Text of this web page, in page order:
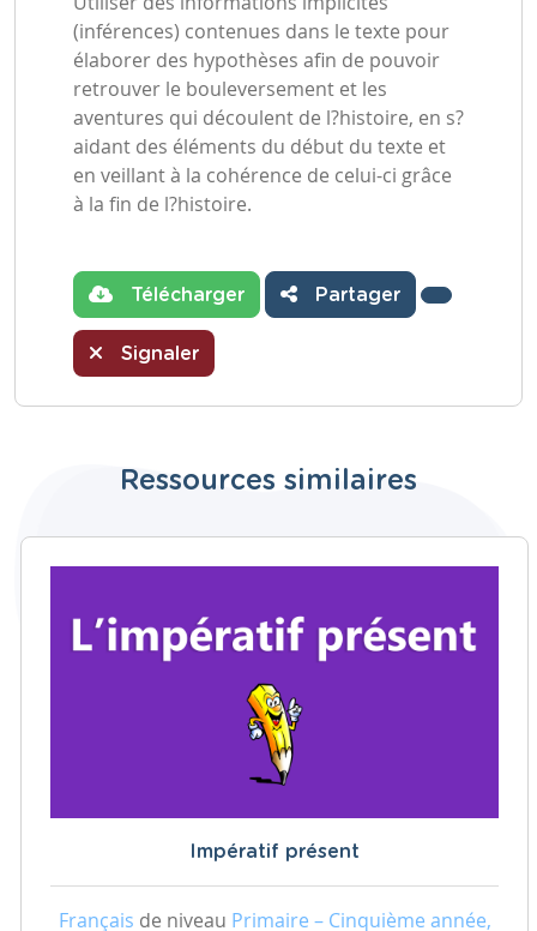
(inférences) contenues dans le texte pour
élaborer des hypothèses afin de pouvoir
retrouver le bouleversement et les
aventures qui découlent de l?histoire, en s?
aidant des éléments du début du texte et
en veillant à la cohérence de celui-ci grâce
à la fin de l?histoire.
Télécharger Partager
Signaler
Ressources similaires
Impératif présent
Français de niveau Primaire – Cinquième année,